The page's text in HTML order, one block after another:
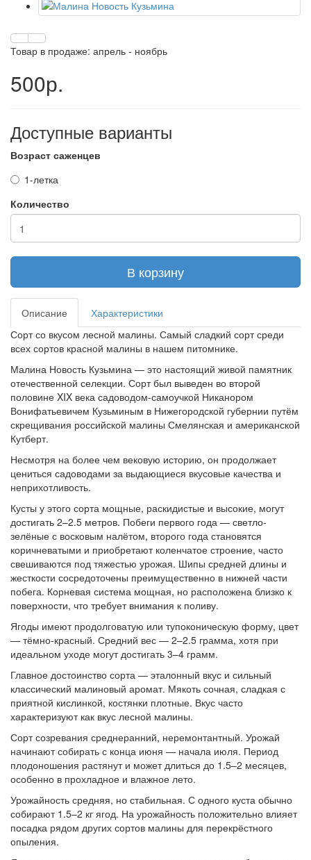
Товар в продаже: апрель - ноябрь
500р.
Доступные варианты
Возраст саженцев
1-летка
Количество
В корзину
Описание
Характеристики
Сорт со вкусом лесной малины. Самый сладкий сорт среди
всех сортов красной малины в нашем питомнике.
Малина Новость Кузьмина — это настоящий живой памятник
отечественной селекции. Сорт был выведен во второй
половине XIX века садоводом-самоучкой Никанором
Вонифатьевичем Кузьминым в Нижегородской губернии путём
скрещивания российской малины Смелянская и американской
Кутберт.
Несмотря на более чем вековую историю, он продолжает
цениться садоводами за выдающиеся вкусовые качества и
неприхотливость.
Кусты у этого сорта мощные, раскидистые и высокие, могут
достигать 2–2.5 метров. Побеги первого года — светло-
зелёные с восковым налётом, второго года становятся
коричневатыми и приобретают коленчатое строение, часто
свешиваются под тяжестью урожая. Шипы средней длины и
жесткости сосредоточены преимущественно в нижней части
побега. Корневая система мощная, но расположена близко к
поверхности, что требует внимания к поливу.
Ягоды имеют продолговатую или тупоконическую форму, цвет
— тёмно-красный. Средний вес — 2–2.5 грамма, хотя при
идеальном уходе могут достигать 3–4 грамм.
Главное достоинство сорта — эталонный вкус и сильный
классический малиновый аромат. Мякоть сочная, сладкая с
приятной кислинкой, костянки плотные. Вкус часто
характеризуют как вкус лесной малины.
Сорт созревания среднеранний, неремонтантный. Урожай
начинают собирать с конца июня — начала июля. Период
плодоношения растянут и может длиться до 1.5–2 месяцев,
особенно в прохладное и влажное лето.
Урожайность средняя, но стабильная. С одного куста обычно
собирают 1.5–2 кг ягод. На урожайность положительно влияет
посадка рядом других сортов малины для перекрёстного
опыления.